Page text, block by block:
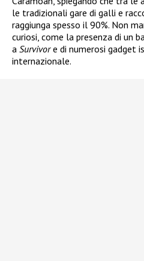
le tradizionali gare di galli e
raggiunga spesso il 90%. Non
curiosi, come la presenza di un
a Survivore di numerosi gadget
internazionale.